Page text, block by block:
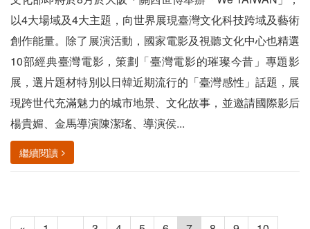
以4大場域及4大主題，向世界展現臺灣文化科技跨域及藝術
創作能量。除了展演活動，國家電影及視聽文化中心也精選
10部經典臺灣電影，策劃「臺灣電影的璀璨今昔」專題影
展，選片題材特別以日韓近期流行的「臺灣感性」話題，展
現跨世代充滿魅力的城市地景、文化故事，並邀請國際影后
楊貴媚、金馬導演陳潔瑤、導演侯...
繼續閱讀